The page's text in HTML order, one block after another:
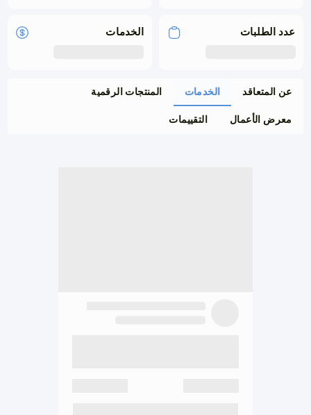
عدد الطلبات الخدمات
عن المتعاقد الخدمات المنتجات الرقمية
معرض الأعمال التقييمات